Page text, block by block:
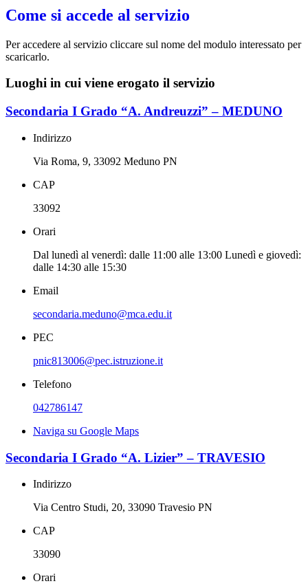
Come si accede al servizio
Per accedere al servizio cliccare sul nome del modulo interessato per
scaricarlo.
Luoghi in cui viene erogato il servizio
Secondaria I Grado “A. Andreuzzi” – MEDUNO
Indirizzo
Via Roma, 9, 33092 Meduno PN
CAP
33092
Orari
Dal lunedì al venerdì: dalle 11:00 alle 13:00 Lunedì e giovedì:
dalle 14:30 alle 15:30
Email
secondaria.meduno@mca.edu.it
PEC
pnic813006@pec.istruzione.it
Telefono
042786147
Naviga su Google Maps
Secondaria I Grado “A. Lizier” – TRAVESIO
Indirizzo
Via Centro Studi, 20, 33090 Travesio PN
CAP
33090
Orari